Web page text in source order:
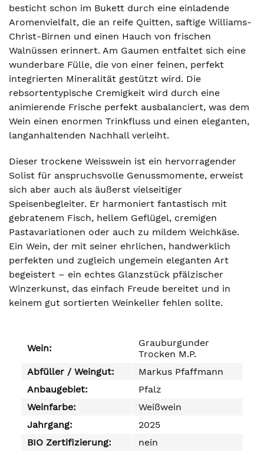
besticht schon im Bukett durch eine einladende
Aromenvielfalt, die an reife Quitten, saftige Williams-
Christ-Birnen und einen Hauch von frischen
Walnüssen erinnert. Am Gaumen entfaltet sich eine
wunderbare Fülle, die von einer feinen, perfekt
integrierten Mineralität gestützt wird. Die
rebsortentypische Cremigkeit wird durch eine
animierende Frische perfekt ausbalanciert, was dem
Wein einen enormen Trinkfluss und einen eleganten,
langanhaltenden Nachhall verleiht.
Dieser trockene Weisswein ist ein hervorragender
Solist für anspruchsvolle Genussmomente, erweist
sich aber auch als äußerst vielseitiger
Speisenbegleiter. Er harmoniert fantastisch mit
gebratenem Fisch, hellem Geflügel, cremigen
Pastavariationen oder auch zu mildem Weichkäse.
Ein Wein, der mit seiner ehrlichen, handwerklich
perfekten und zugleich ungemein eleganten Art
begeistert – ein echtes Glanzstück pfälzischer
Winzerkunst, das einfach Freude bereitet und in
keinem gut sortierten Weinkeller fehlen sollte.
Wein:
Grauburgunder
Trocken M.P.
Abfüller / Weingut:
Markus Pfaffmann
Anbaugebiet:
Pfalz
Weinfarbe:
Weißwein
Jahrgang:
2025
BIO Zertifizierung:
nein